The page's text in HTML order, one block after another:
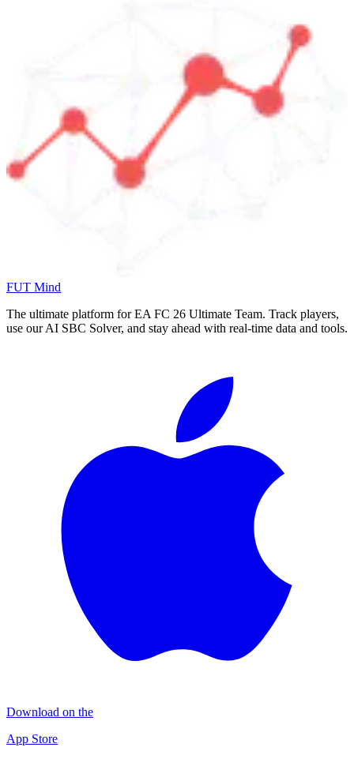
FUT Mind
The ultimate platform for EA FC 26 Ultimate Team. Track players,
use our AI SBC Solver, and stay ahead with real-time data and tools.
Download on the
App Store